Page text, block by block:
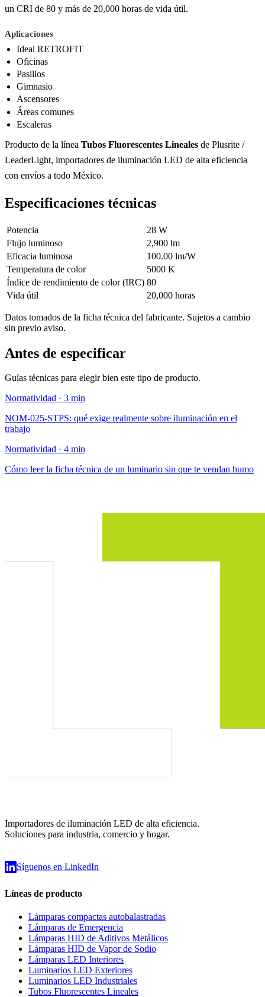
un CRI de 80 y más de 20,000 horas de vida útil.
Aplicaciones
Ideal RETROFIT
Oficinas
Pasillos
Gimnasio
Ascensores
Áreas comunes
Escaleras
Producto de la línea Tubos Fluorescentes Lineales de Plusrite /
LeaderLight, importadores de iluminación LED de alta eficiencia
con envíos a todo México.
Especificaciones técnicas
Potencia
28 W
Flujo luminoso
2,900 lm
Eficacia luminosa
100.00 lm/W
Temperatura de color
5000 K
Índice de rendimiento de color (IRC) 80
Vida útil
20,000 horas
Datos tomados de la ficha técnica del fabricante. Sujetos a cambio
sin previo aviso.
Antes de especificar
Guías técnicas para elegir bien este tipo de producto.
Normatividad · 3 min
NOM-025-STPS: qué exige realmente sobre iluminación en el
trabajo
Normatividad · 4 min
Cómo leer la ficha técnica de un luminario sin que te vendan humo
Importadores de iluminación LED de alta eficiencia.
Soluciones para industria, comercio y hogar.
Síguenos en LinkedIn
Líneas de producto
Lámparas compactas autobalastradas
Lámparas de Emergencia
Lámparas HID de Aditivos Metálicos
Lámparas HID de Vapor de Sodio
Lámparas LED Interiores
Luminarios LED Exteriores
Luminarios LED Industriales
Tubos Fluorescentes Lineales